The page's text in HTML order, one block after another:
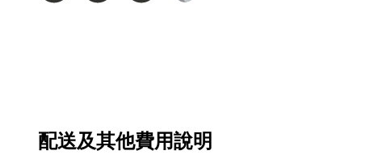
配送及其他費用說明